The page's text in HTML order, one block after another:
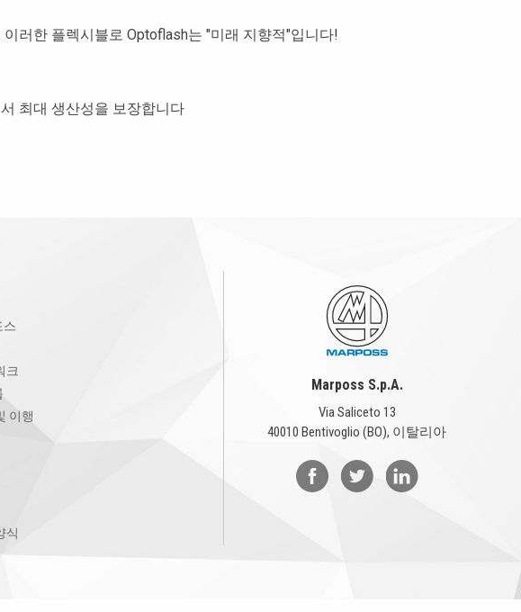
러한 플렉시블로 Optoflash는 "미래 지향적"입니다!
최대 생산성을 보장합니다
Marposs S.p.A.
Via Saliceto 13
40010 Bentivoglio (BO), 이탈리아
스
크
이행
식